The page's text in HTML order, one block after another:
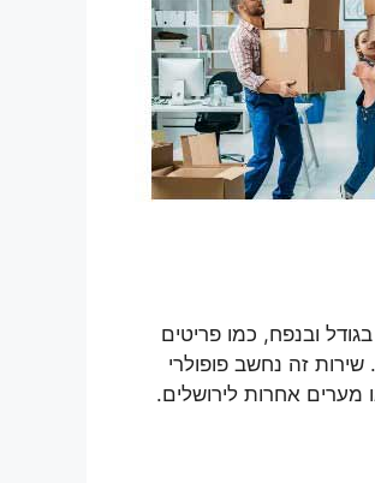
ובנפח, כמו פריטים
זה נחשב פופולרי
מערים אחרות לירושלים.